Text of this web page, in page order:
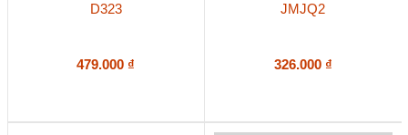
D323
479.000 ₫
JMJQ2
326.000 ₫